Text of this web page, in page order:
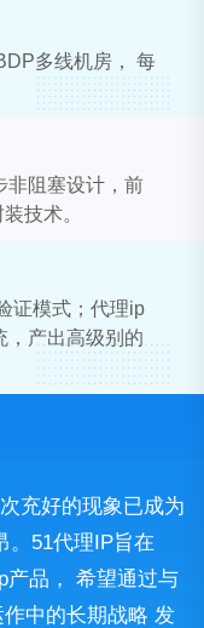
多线机房， 每
非阻塞设计，前
技术。
证模式；代理ip
，产出高级别的
充好的现象已成为
。51代理IP旨在
产品， 希望通过与
中的长期战略 发